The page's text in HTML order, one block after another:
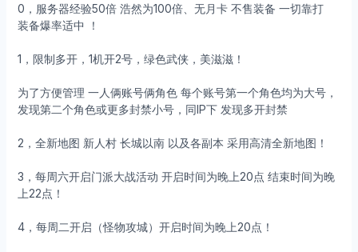
0，服务器经验50倍 浩然为100倍、无月卡 不售装备 一切靠打
装备爆率适中 ！
1，限制多开，1机开2号，绿色武侠，美滋滋！
为了方便管理 一人俩账号俩角色 每个账号第一个角色均为大号，
发现第二个角色或更多封禁小号，同IP下 发现多开封禁
2，全新地图 新人村 长城以南 以及各副本 采用高清全新地图！
3，每周六开启门派大战活动 开启时间为晚上20点 结束时间为晚
上22点！
4，每周二开启（怪物攻城）开启时间为晚上20点！